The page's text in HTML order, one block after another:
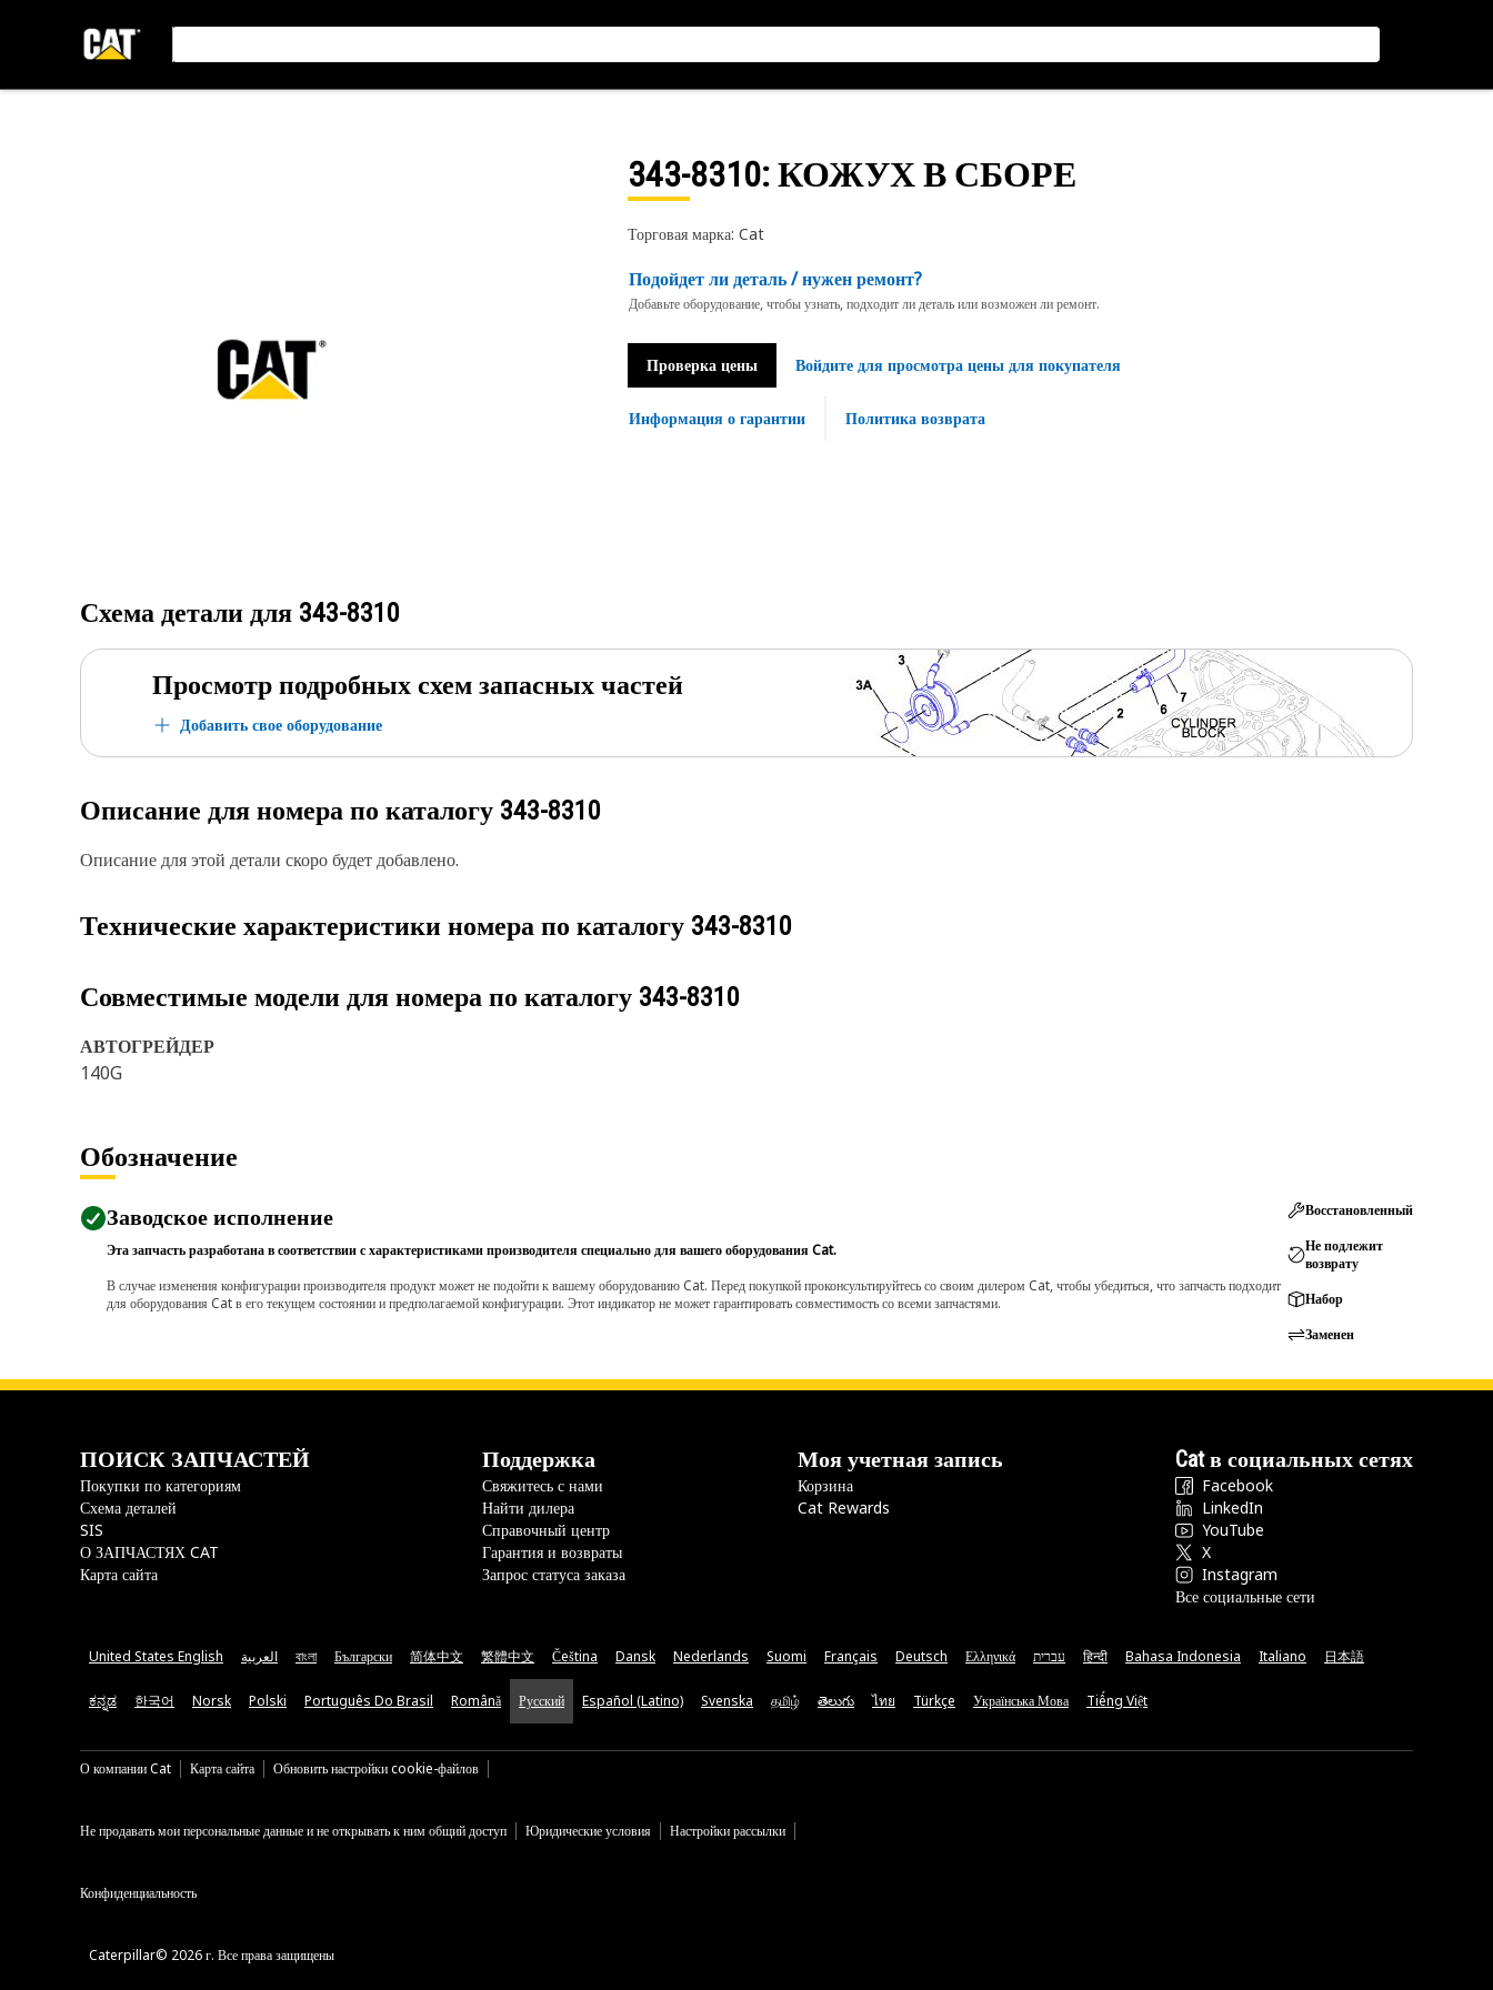
343-8310: КОЖУХ В СБОРЕ
Торговая марка: Cat
Подойдет ли деталь / нужен ремонт?
Добавьте оборудование, чтобы узнать, подходит ли деталь или возможен ли ремонт.
Проверка цены Войдите для просмотра цены для покупателя
Информация о гарантии Политика возврата
Схема детали для 343-8310
Просмотр подробных схем запасных частей
Добавить свое оборудование
Описание для номера по каталогу 343-8310
Описание для этой детали скоро будет добавлено.
Технические характеристики номера по каталогу 343-8310
Совместимые модели для номера по каталогу 343-8310
АВТОГРЕЙДЕР
140G
Обозначение
Заводское исполнение
Эта запчасть разработана в соответствии с характеристиками производителя специально для вашего оборудования Cat.
В случае изменения конфигурации производителя продукт может не подойти к вашему оборудованию Cat. Перед покупкой проконсультируйтесь со своим дилером Cat, чтобы убедиться, что запчасть подходит
для оборудования Cat в его текущем состоянии и предполагаемой конфигурации. Этот индикатор не может гарантировать совместимость со всеми запчастями.
Восстановленный
Не подлежит
возврату
Набор
Заменен
ПОИСК ЗАПЧАСТЕЙ
Покупки по категориям
Схема деталей
SIS
О ЗАПЧАСТЯХ CAT
Карта сайта
Поддержка
Свяжитесь с нами
Найти дилера
Справочный центр
Гарантия и возвраты
Запрос статуса заказа
Моя учетная запись
Корзина
Cat Rewards
Cat в социальных сетях
Facebook
LinkedIn
YouTube
X
Instagram
Все социальные сети
United States English العربية বাংলা Български 简体中文 繁體中文 Čeština Dansk Nederlands Suomi Français Deutsch Ελληνικά עברית हिन्दी Bahasa Indonesia Italiano 日本語
ಕನ್ನಡ 한국어 Norsk Polski Português Do Brasil Română Русский Español (Latino) Svenska தமிழ் తెలుగు ไทย Türkçe Українська Мова Tiếng Việt
О компании Cat Карта сайта Обновить настройки cookie-файлов
Не продавать мои персональные данные и не открывать к ним общий доступ Юридические условия Настройки рассылки
Конфиденциальность
Caterpillar© 2026 г. Все права защищены